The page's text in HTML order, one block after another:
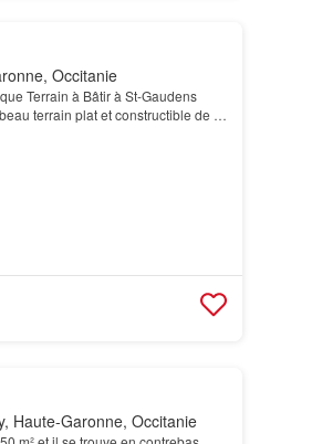
Occitanie
Terrain à Bâtir à St-Gaudens
terrain plat et constructible de 3
Haute-Garonne, Occitanie